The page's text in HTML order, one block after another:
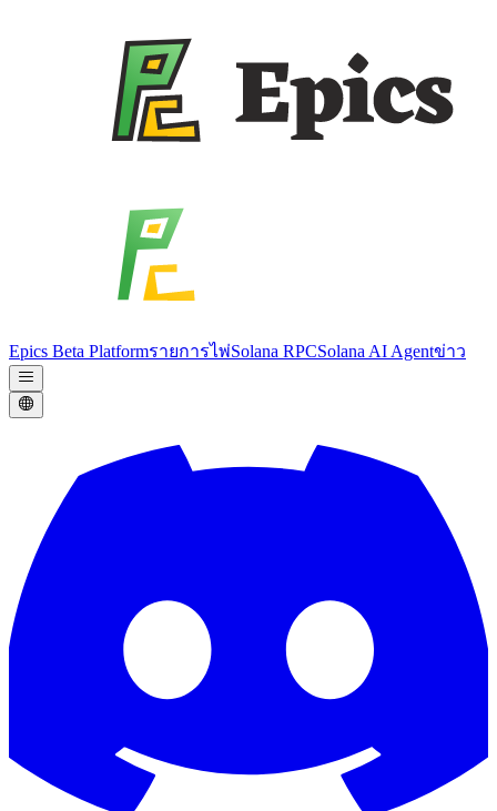
Epics Beta Platformรายการไพ่Solana RPCSolana AI Agentข่าว